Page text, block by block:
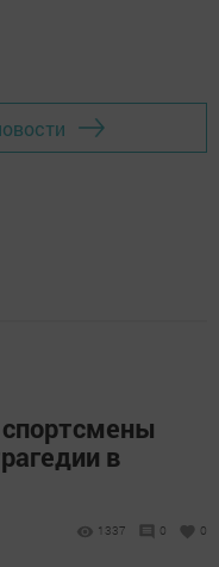
в
1337 0 0